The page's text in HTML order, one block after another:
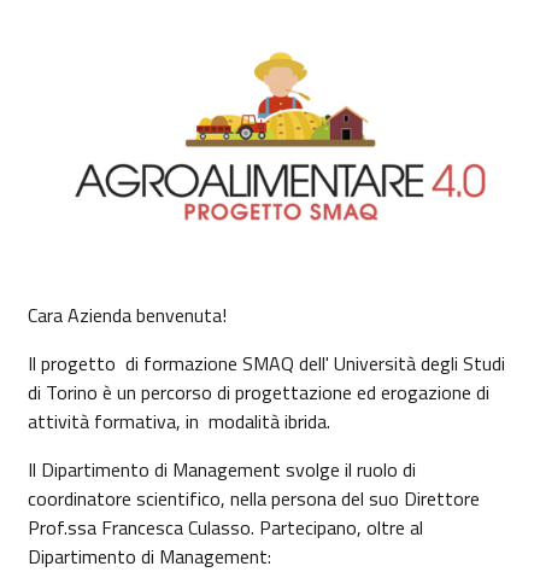
Cara Azienda benvenuta!
Il progetto di formazione SMAQ dell' Università degli Studi
di Torino è un percorso di progettazione ed erogazione di
attività formativa, in modalità ibrida.
Il Dipartimento di Management svolge il ruolo di
coordinatore scientifico, nella persona del suo Direttore
Prof.ssa Francesca Culasso. Partecipano, oltre al
Dipartimento di Management: